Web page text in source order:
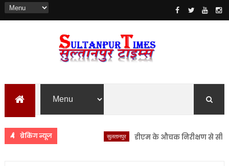
ब्रेकिंग न्यूज सुलतानपुर डीएम के औचक निरीक्षण से